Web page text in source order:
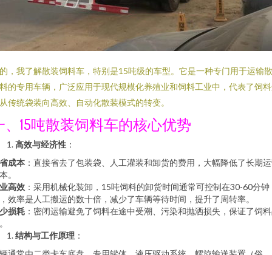
，我了解散装饲料车，特别是15吨级的车型。它是一种专门用于运输
的专用车辆，广泛应用于现代规模化养殖业和饲料工业中，代表了饲
传统袋装向高效、自动化散装模式的转变。
、15吨散装饲料车的核心优势
高效与经济性 ：
成本 ：直接省去了包装袋、人工灌装和卸货的费用，大幅降低了长期
。
高效 ：采用机械化装卸，15吨饲料的卸货时间通常可控制在30-60分钟
效率是人工搬运的数十倍，减少了车辆等待时间，提升了周转率。
损耗 ：密闭运输避免了饲料在途中受潮、污染和抛洒损失，保证了饲
结构与工作原理 ：